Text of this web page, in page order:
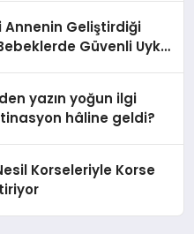
Annenin Geliştirdiği
Güvenli Uyku
yazın yoğun ilgi
hâline geldi?
Korseleriyle Korse